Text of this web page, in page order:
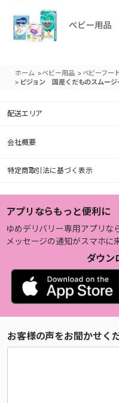
ホーム >ベビー用品 > ベビーフー
> ピジョン 国産くだものスムー
配送エリア
会社概要
特定商取引法に基づく表示
アプリならもっと便利に
ゆめデリバリー専用アプリな
メッセージの通知がスマホに
ダウン
お客様の声をお聞かせく